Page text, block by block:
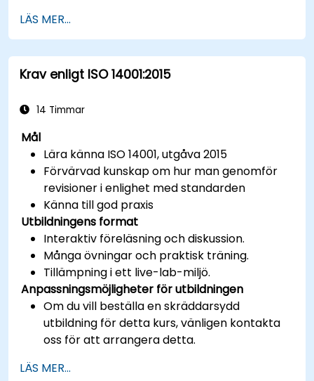
LÄS MER...
Krav enligt ISO 14001:2015
14 Timmar
Mål
Lära känna ISO 14001, utgåva 2015
Förvärvad kunskap om hur man genomför
revisioner i enlighet med standarden
Känna till god praxis
Utbildningens format
Interaktiv föreläsning och diskussion.
Många övningar och praktisk träning.
Tillämpning i ett live-lab-miljö.
Anpassningsmöjligheter för utbildningen
Om du vill beställa en skräddarsydd
utbildning för detta kurs, vänligen kontakta
oss för att arrangera detta.
LÄS MER...